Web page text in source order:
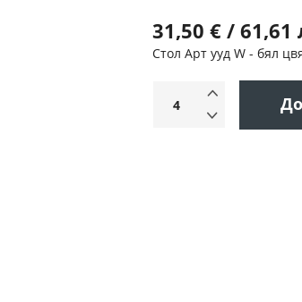
31,50 € / 61,61
Стол Арт ууд W - бял